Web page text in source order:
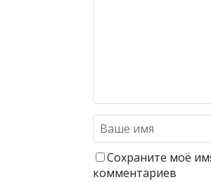
Сохраните моё
комментариев